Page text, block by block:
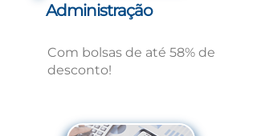
Administração
Com bolsas de até 58% de
desconto!